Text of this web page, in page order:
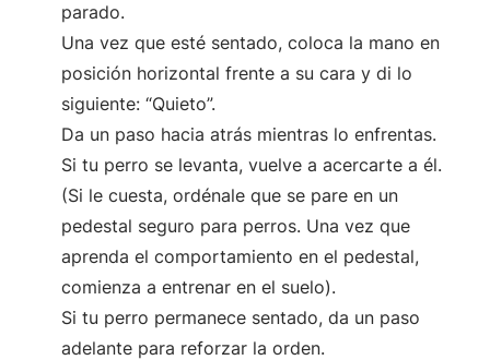
parado.
Una vez que esté sentado, coloca la mano en
posición horizontal frente a su cara y di lo
siguiente: “Quieto”.
Da un paso hacia atrás mientras lo enfrentas.
Si tu perro se levanta, vuelve a acercarte a él.
(Si le cuesta, ordénale que se pare en un
pedestal seguro para perros. Una vez que
aprenda el comportamiento en el pedestal,
comienza a entrenar en el suelo).
Si tu perro permanece sentado, da un paso
adelante para reforzar la orden.